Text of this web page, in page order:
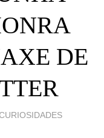
DE